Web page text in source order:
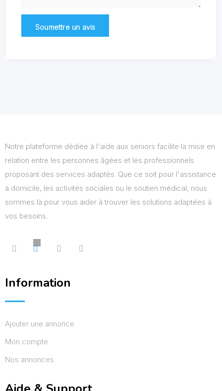
Notre plateforme dédiée à l'aide aux seniors facilite la mise en
relation entre les personnes âgées et les professionnels
proposant des services adaptés. Que ce soit pour l'assistance
à domicile, les activités sociales ou le soutien médical, nous
sommes là pour vous aider à trouver les solutions adaptées à
vos besoins.
Information
Ajouter une annonce
Mon compte
Nos annonces